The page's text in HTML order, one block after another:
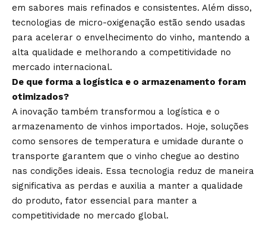
em sabores mais refinados e consistentes. Além disso,
tecnologias de micro-oxigenação estão sendo usadas
para acelerar o envelhecimento do vinho, mantendo a
alta qualidade e melhorando a competitividade no
mercado internacional.
De que forma a logística e o armazenamento foram
otimizados?
A inovação também transformou a logística e o
armazenamento de vinhos importados. Hoje, soluções
como sensores de temperatura e umidade durante o
transporte garantem que o vinho chegue ao destino
nas condições ideais. Essa tecnologia reduz de maneira
significativa as perdas e auxilia a manter a qualidade
do produto, fator essencial para manter a
competitividade no mercado global.